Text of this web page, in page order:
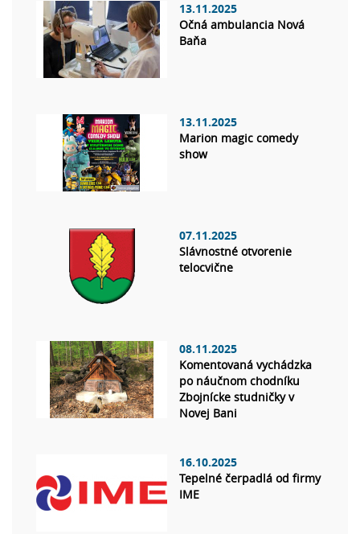
13.11.2025
Očná ambulancia Nová
Baňa
13.11.2025
Marion magic comedy
show
07.11.2025
Slávnostné otvorenie
telocvične
08.11.2025
Komentovaná vychádzka
po náučnom chodníku
Zbojnícke studničky v
Novej Bani
16.10.2025
Tepelné čerpadlá od firmy
IME